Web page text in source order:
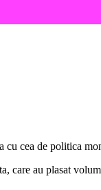
cea de politica
care au plasat